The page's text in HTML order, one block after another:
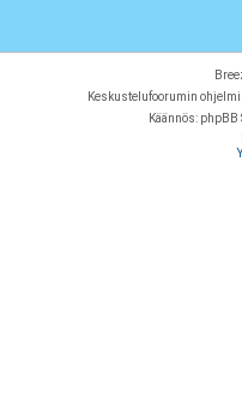
Keskustelufoorumin
Käännös: